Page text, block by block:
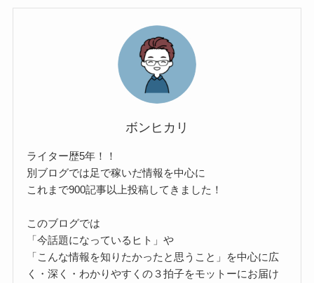
ボンヒカリ
ライター歴5年！！
別ブログでは足で稼いだ情報を中心に
これまで900記事以上投稿してきました！
このブログでは
「今話題になっているヒト」や
「こんな情報を知りたかったと思うこと」を中心に広
く・深く・わかりやすくの３拍子をモットーにお届け